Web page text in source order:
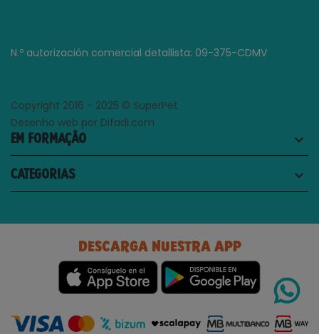
N.º autorización comercial detallista: 09-375-CDMV
Copyright 2016 - 2025 © SuperPet
Desenho web por Difadi.com
EM FORMAÇÃO keyboard_arrow_down
CATEGORIAS keyboard_arrow_down
DESCARGA NUESTRA APP